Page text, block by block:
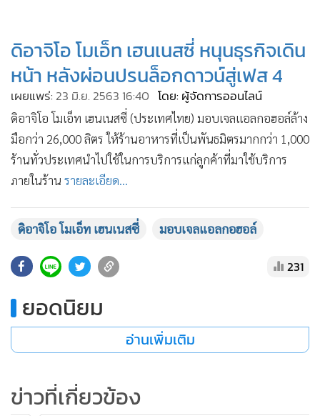
• การเมือง
• ท่องเที่ยว
• กีฬา
• ต่างประเทศ
• Special Scoop
• เศรษฐกิจ-ธุรกิจ
• ชุมชน-คุณภาพชีวิต
อาชญากรรม
• Motoring
• เกม
• วิทยาศาสตร์
• SMEs
•
• กองทุนรวม
• Celeb Online
ดิอาจิโอ โมเอ็ท เฮนเนสซี่ หนุนธุรกิจเดิน
หน้า หลังผ่อนปรนล็อกดาวน์สู่เฟส 4
เผยแพร่: 23 มิ.ย. 2563 16:40 โดย: ผู้จัดการออนไลน์
ดิอาจิโอ โมเอ็ท เฮนเนสซี่ (ประเทศไทย) มอบเจลแอลกอฮอล์ล้าง
มือกว่า 26,000 ลิตร ให้ร้านอาหารที่เป็นพันธมิตรมากกว่า 1,000
ร้านทั่วประเทศนำไปใช้ในการบริการแก่ลูกค้าที่มาใช้บริการ
ภายในร้าน รายละเอียด...
ดิอาจิโอ โมเอ็ท เฮนเนสซี่ มอบเจลแอลกอฮอล์
231
ยอดนิยม
อ่านเพิ่มเติม
ข่าวที่เกี่ยวข้อง